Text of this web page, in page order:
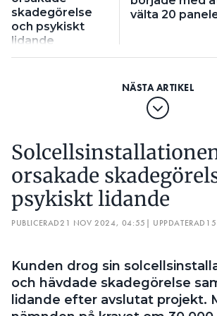
skadegörelse
och psykiskt
lidande
välta 20
orsakade
psykiskt lidande
PUBLICERAD21 NOV 2024, 04:55 | UPPDATERAD
Kunden drog sin
och hävdade skadegörelse
lidande efter avslutat projekt.